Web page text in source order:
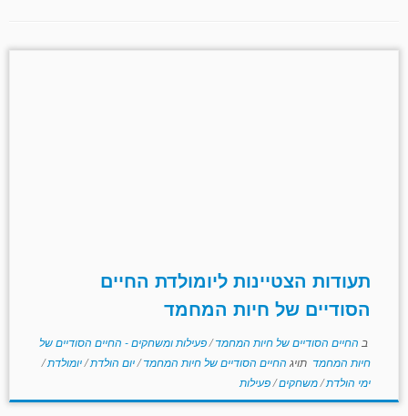
תעודות הצטיינות ליומולדת החיים
הסודיים של חיות המחמד
ב החיים הסודיים של חיות המחמד/פעילות ומשחקים - החיים הסודיים של
חיות המחמד תויג החיים הסודיים של חיות המחמד/יום הולדת/יומולדת/
ימי הולדת/משחקים/פעילות